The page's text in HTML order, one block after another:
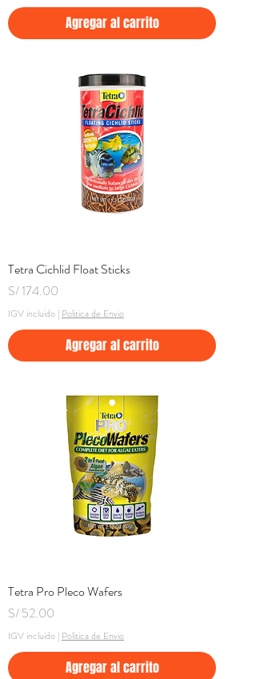
Agregar al carrito
Tetra Cichlid Float Sticks
Precio
S/ 174.00
IGV incluido | Politica de Envio
Agregar al carrito
Tetra Pro Pleco Wafers
Precio
S/ 52.00
IGV incluido | Politica de Envio
Agregar al carrito